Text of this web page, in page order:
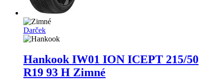
Darček
Hankook IW01 ION ICEPT 215/50
R19 93 H Zimné